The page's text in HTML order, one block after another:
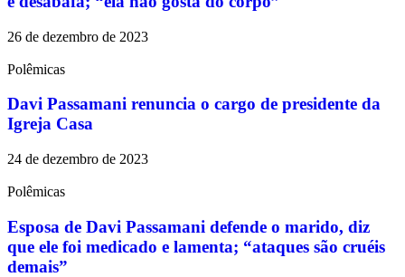
26 de dezembro de 2023
Polêmicas
Davi Passamani renuncia o cargo de presidente da
Igreja Casa
24 de dezembro de 2023
Polêmicas
Esposa de Davi Passamani defende o marido, diz
que ele foi medicado e lamenta; “ataques são cruéis
demais”